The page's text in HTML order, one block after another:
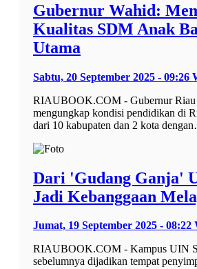
Gubernur Wahid:
Kualitas SDM Anak
Utama
Sabtu, 20 September 2025 - 09:26
RIAUBOOK.COM - Gubernur Riau
mengungkap kondisi pendidikan di
dari 10 kabupaten dan 2 kota
Dari 'Gudang Ganja'
Jadi Kebanggaan
Jumat, 19 September 2025 - 08:22
RIAUBOOK.COM - Kampus UIN
sebelumnya dijadikan tempat